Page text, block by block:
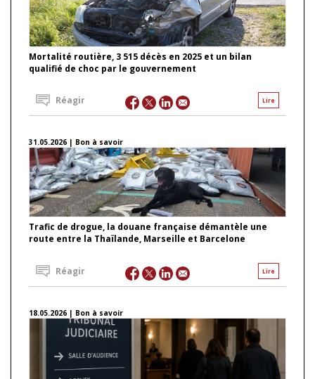
Mortalité routière, 3 515 décès en 2025 et un bilan
qualifié de choc par le gouvernement
Lire
Réagir
31.05.2026 | Bon à savoir
Trafic de drogue, la douane française démantèle une
route entre la Thaïlande, Marseille et Barcelone
Lire
Réagir
18.05.2026 | Bon à savoir